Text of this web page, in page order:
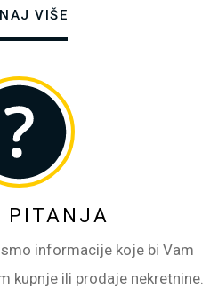
VIŠE
PITANJA
informacije koje bi Vam
kupnje ili prodaje nekretnine.